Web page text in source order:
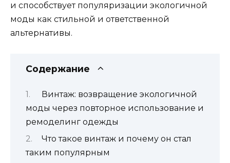
и способствует популяризации экологичной
моды как стильной и ответственной
альтернативы.
Содержание
Винтаж: возвращение экологичной
моды через повторное использование и
ремоделинг одежды
Что такое винтаж и почему он стал
таким популярным